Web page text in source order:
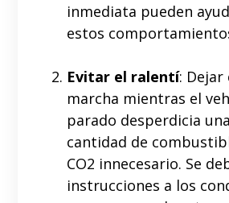
inmediata pueden
estos
Evitar el ralentí:
marcha mientras el
parado desperdicia
cantidad de
CO2 innecesario. Se
instrucciones a los